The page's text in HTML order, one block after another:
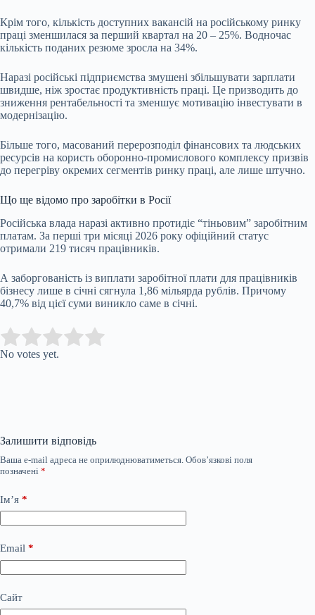
Крім того, кількість доступних вакансій на російському ринку
праці зменшилася за перший квартал на 20 – 25%. Водночас
кількість поданих резюме зросла на 34%.
Наразі російські підприємства змушені збільшувати зарплати
швидше, ніж зростає продуктивність праці. Це призводить до
зниження рентабельності та зменшує мотивацію інвестувати в
модернізацію.
Більше того, масований перерозподіл фінансових та людських
ресурсів на користь оборонно-промислового комплексу призвів
до перегріву окремих сегментів ринку праці, але лише штучно.
Що ще відомо про заробітки в Росії
Російська влада наразі активно протидіє “тіньовим” заробітним
платам. За перші три місяці 2026 року офіційний статус
отримали 219 тисяч працівників.
А заборгованість із виплати заробітної плати для працівників
бізнесу лише в січні сягнула 1,86 мільярда рублів. Причому
40,7% від цієї суми виникло саме в січні.
Rate this item:
No votes yet.
Залишити відповідь
Ваша e-mail адреса не оприлюднюватиметься. Обов’язкові поля
позначені *
Ім’я *
Email *
Сайт